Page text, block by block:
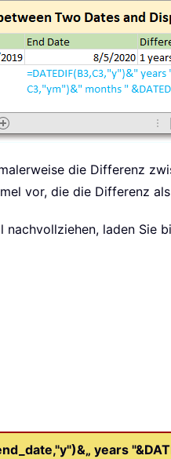
die Differenz
vor, die die Differenz
nachvollziehen, laden Sie
years